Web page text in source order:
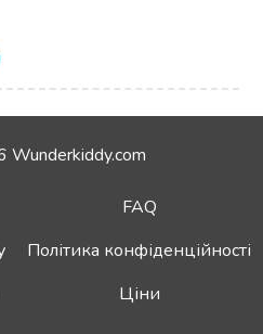
FAQ
Політика конфіденційності
Ціни